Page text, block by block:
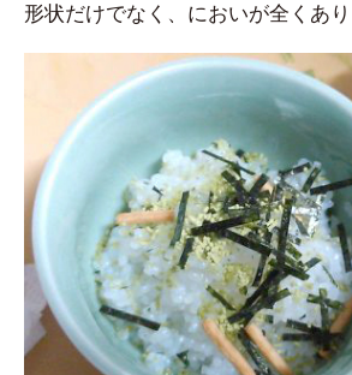
形状だけでなく、においが全くあり